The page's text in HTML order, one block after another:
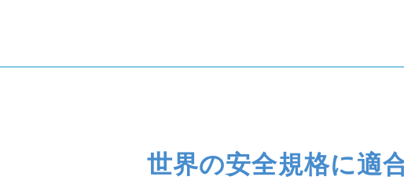
世界の安全規格に適